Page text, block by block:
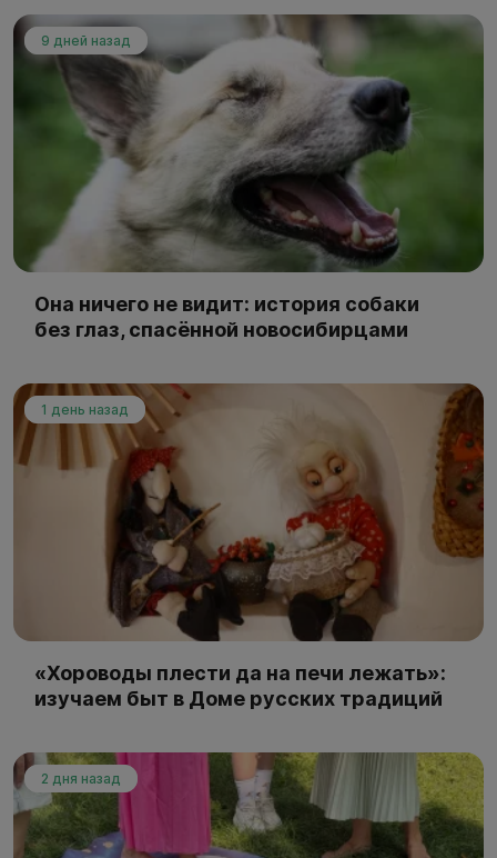
9 дней назад
Она ничего не видит: история собаки
без глаз, спасённой новосибирцами
1 день назад
«Хороводы плести да на печи лежать»:
изучаем быт в Доме русских традиций
2 дня назад